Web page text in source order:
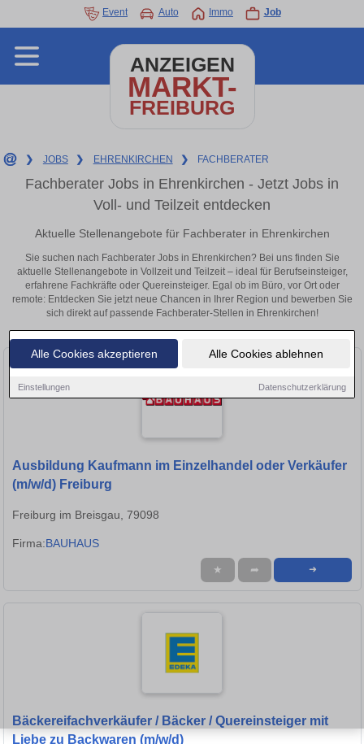
Alle Cookies akzeptieren Alle Cookies ablehnen
Einstellungen Datenschutzerklärung
Event Auto Immo Job
ANZEIGEN
MARKT-
FREIBURG
❯ JOBS ❯ EHRENKIRCHEN ❯ FACHBERATER
Fachberater Jobs in Ehrenkirchen - Jetzt Jobs in
Voll- und Teilzeit entdecken
Aktuelle Stellenangebote für Fachberater in Ehrenkirchen
Sie suchen nach Fachberater Jobs in Ehrenkirchen? Bei uns finden Sie
aktuelle Stellenangebote in Vollzeit und Teilzeit – ideal für Berufseinsteiger,
erfahrene Fachkräfte oder Quereinsteiger. Egal ob im Büro, vor Ort oder
remote: Entdecken Sie jetzt neue Chancen in Ihrer Region und bewerben Sie
sich direkt auf passende Fachberater-Stellen in Ehrenkirchen!
Ausbildung Kaufmann im Einzelhandel oder Verkäufer
(m/w/d) Freiburg
Freiburg im Breisgau, 79098
Firma:BAUHAUS
★ ➦ ➜
Bäckereifachverkäufer / Bäcker / Quereinsteiger mit
Liebe zu Backwaren (m/w/d)